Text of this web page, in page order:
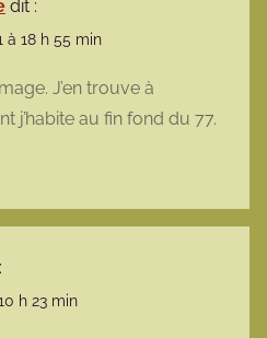
dit :
à 18 h 55 min
J’en trouve à
j’habite au fin fond du 77.
h 23 min